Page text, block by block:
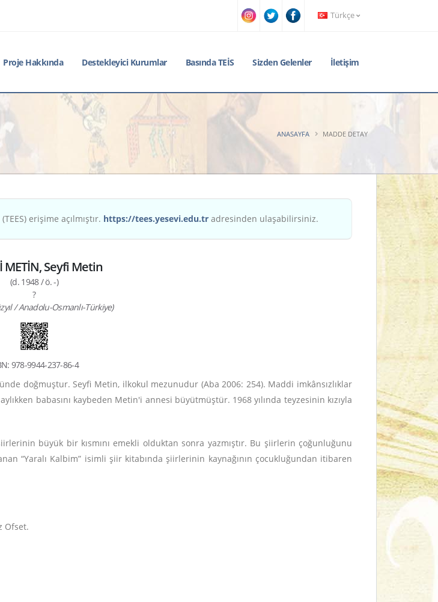
Türkçe
Proje Hakkında Destekleyici Kurumlar Basında TEİS Sizden Gelenler İletişim
ANASAYFA MADDE DETAY
erişime açılmıştır. https://tees.yesevi.edu.tr adresinden ulaşabilirsiniz.
METİN, Seyfi Metin
(d. 1948 / ö. -)
?
/ Anadolu-Osmanlı-Türkiye)
978-9944-237-86-4
doğmuştur. Seyfi Metin, ilkokul mezunudur (Aba 2006: 254). Maddi imkânsızlıklar
babasını kaybeden Metin'i annesi büyütmüştür. 1968 yılında teyzesinin kızıyla
büyük bir kısmını emekli olduktan sonra yazmıştır. Bu şiirlerin çoğunluğunu
“Yaralı Kalbim” isimli şiir kitabında şiirlerinin kaynağının çocukluğundan itibaren
Ofset.